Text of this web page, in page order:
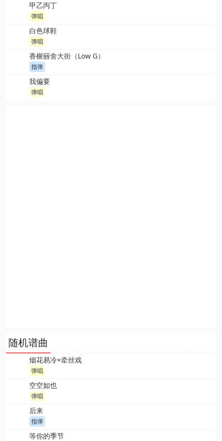
甲乙丙丁
弹唱
白色球鞋
弹唱
香榭丽舍大街（Low G）
指弹
我偏要
弹唱
随机谱曲
烟花易冷×牵丝戏
弹唱
空空如也
弹唱
后来
指弹
等你的季节